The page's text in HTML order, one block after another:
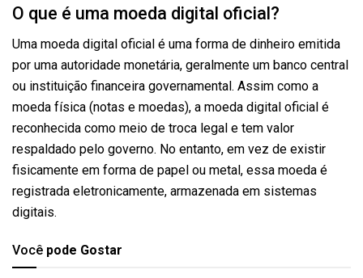
O que é uma moeda digital oficial?
Uma moeda digital oficial é uma forma de dinheiro emitida
por uma autoridade monetária, geralmente um banco central
ou instituição financeira governamental. Assim como a
moeda física (notas e moedas), a moeda digital oficial é
reconhecida como meio de troca legal e tem valor
respaldado pelo governo. No entanto, em vez de existir
fisicamente em forma de papel ou metal, essa moeda é
registrada eletronicamente, armazenada em sistemas
digitais.
Você pode Gostar